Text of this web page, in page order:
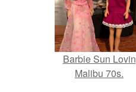
Barbie Sun Lovin
Malibu 70s.